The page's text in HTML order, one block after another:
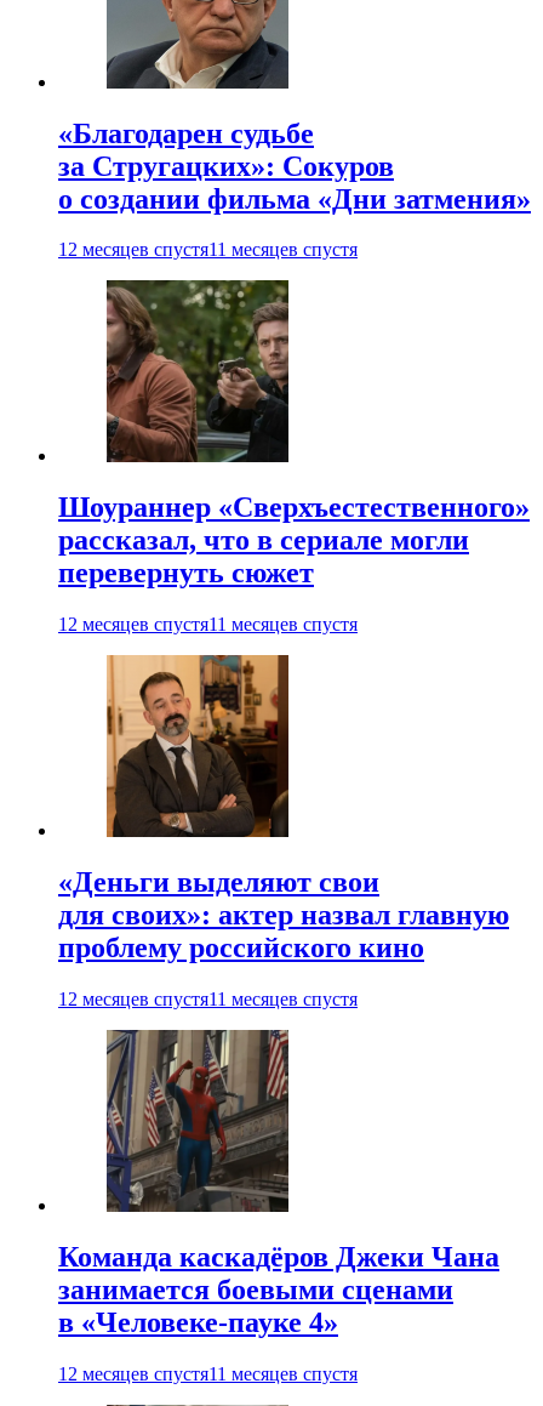
«Благодарен судьбе
за Стругацких»: Сокуров
о создании фильма «Дни затмения»
12 месяцев спустя11 месяцев спустя
Шоураннер «Сверхъестественного»
рассказал, что в сериале могли
перевернуть сюжет
12 месяцев спустя11 месяцев спустя
«Деньги выделяют свои
для своих»: актер назвал главную
проблему российского кино
12 месяцев спустя11 месяцев спустя
Команда каскадёров Джеки Чана
занимается боевыми сценами
в «Человеке-пауке 4»
12 месяцев спустя11 месяцев спустя